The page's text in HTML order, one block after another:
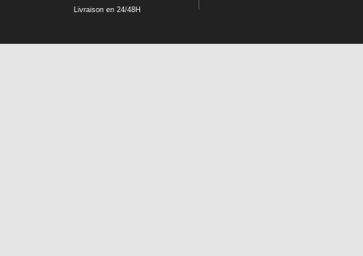
Livraison en 24/48H